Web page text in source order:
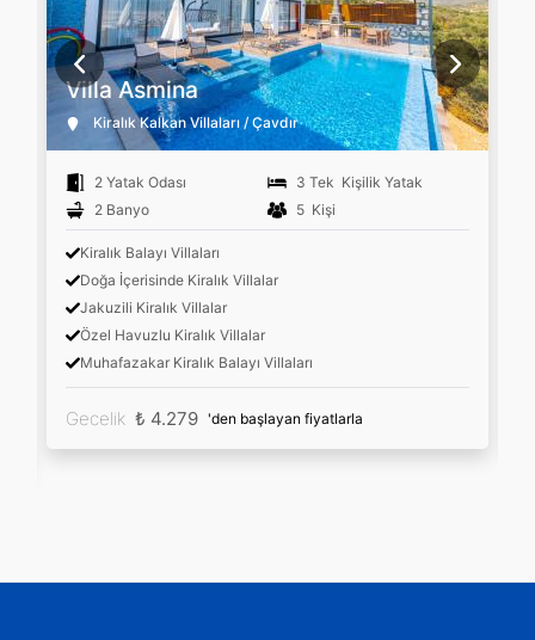
Villa Asmina
Kiralık Kalkan Villaları / Çavdır
2 Yatak Odası
3 Tek Kişilik Yatak
2 Banyo
5 Kişi
Kiralık Balayı Villaları
Doğa İçerisinde Kiralık Villalar
Jakuzili Kiralık Villalar
Özel Havuzlu Kiralık Villalar
Muhafazakar Kiralık Balayı Villaları
Gecelik ₺ 4.279 'den başlayan fiyatlarla